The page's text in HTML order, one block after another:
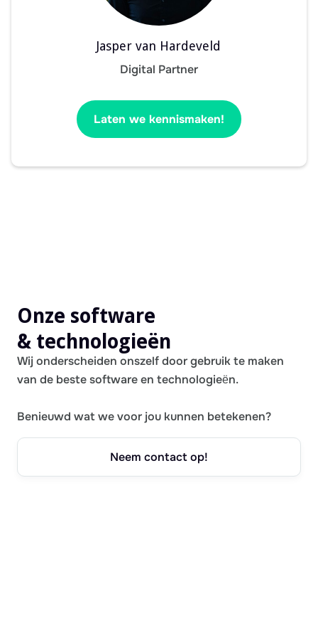
Jasper van Hardeveld
Digital Partner
Laten we kennismaken!
Onze software
& technologieën
Wij onderscheiden onszelf door gebruik te maken
van de beste software en technologieën.
Benieuwd wat we voor jou kunnen betekenen?
Neem contact op!